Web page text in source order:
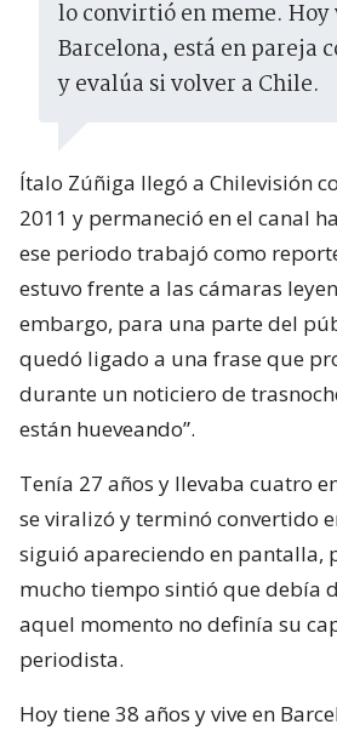
lo convirtió en meme. Hoy
Barcelona, está en pareja
y evalúa si volver a Chile.
Ítalo Zúñiga llegó a Chilevisión
2011 y permaneció en el canal
ese periodo trabajó como
estuvo frente a las cámaras
embargo, para una parte del
quedó ligado a una frase que
durante un noticiero de
están hueveando”.
Tenía 27 años y llevaba cuatro
se viralizó y terminó convertido
siguió apareciendo en pantalla,
mucho tiempo sintió que debía
aquel momento no definía su
periodista.
Hoy tiene 38 años y vive en